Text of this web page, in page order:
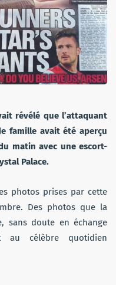
révélé que l’attaquant
famille avait été aperçu
matin avec une escort-
Palace.
photos prises par cette
Des photos que la
sans doute en échange
au célèbre quotidien